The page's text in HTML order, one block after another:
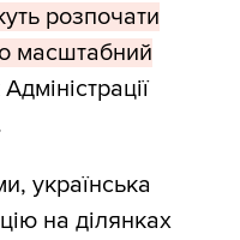
розпочати
масштабний
українська
на ділянках